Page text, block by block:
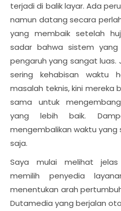
terjadi di balik layar. Ada
namun datang secara
yang membaik setelah
sadar bahwa sistem
pengaruh yang sangat luas.
sering kehabisan waktu
masalah teknis, kini mereka
sama untuk
yang lebih baik.
mengembalikan waktu
saja.
Saya mulai melihat
memilih penyedia
menentukan arah
Dutamedia yang berjalan